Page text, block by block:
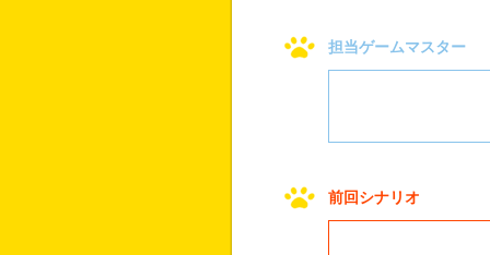
担当ゲームマスター
前回シナリオ